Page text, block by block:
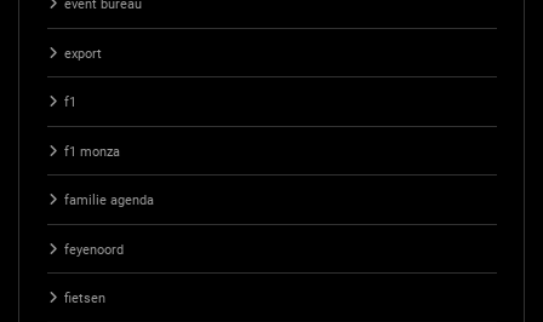
event bureau
export
f1
f1 monza
familie agenda
feyenoord
fietsen